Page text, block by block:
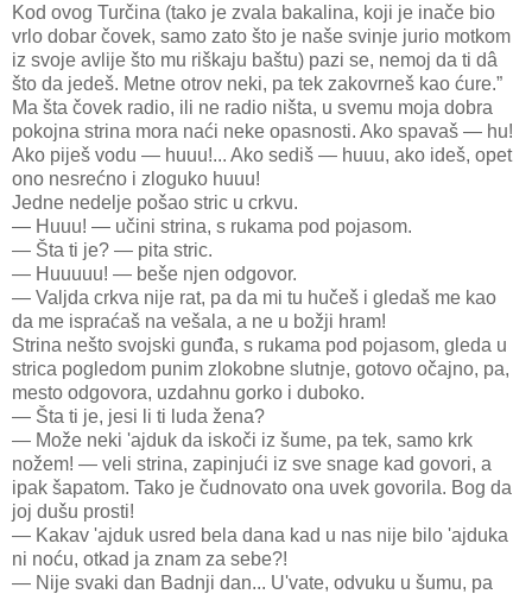
Kod ovog Turčina (tako je zvala bakalina, koji je inače bio
vrlo dobar čovek, samo zato što je naše svinje jurio motkom
iz svoje avlije što mu riškaju baštu) pazi se, nemoj da ti dâ
što da jedeš. Metne otrov neki, pa tek zakovrneš kao ćure.”
Ma šta čovek radio, ili ne radio ništa, u svemu moja dobra
pokojna strina mora naći neke opasnosti. Ako spavaš — hu!
Ako piješ vodu — huuu!... Ako sediš — huuu, ako ideš, opet
ono nesrećno i zloguko huuu!
Jedne nedelje pošao stric u crkvu.
— Huuu! — učini strina, s rukama pod pojasom.
— Šta ti je? — pita stric.
— Huuuuu! — beše njen odgovor.
— Valjda crkva nije rat, pa da mi tu hučeš i gledaš me kao
da me ispraćaš na vešala, a ne u božji hram!
Strina nešto svojski gunđa, s rukama pod pojasom, gleda u
strica pogledom punim zlokobne slutnje, gotovo očajno, pa,
mesto odgovora, uzdahnu gorko i duboko.
— Šta ti je, jesi li ti luda žena?
— Može neki 'ajduk da iskoči iz šume, pa tek, samo krk
nožem! — veli strina, zapinjući iz sve snage kad govori, a
ipak šapatom. Tako je čudnovato ona uvek govorila. Bog da
joj dušu prosti!
— Kakav 'ajduk usred bela dana kad u nas nije bilo 'ajduka
ni noću, otkad ja znam za sebe?!
— Nije svaki dan Badnji dan... U'vate, odvuku u šumu, pa